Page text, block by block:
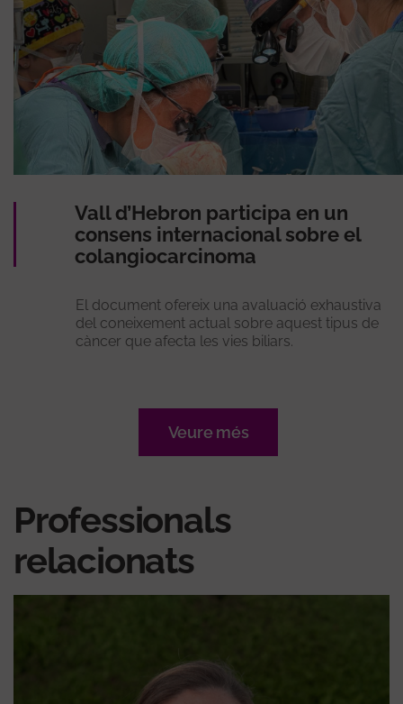
Vall d’Hebron participa en un
consens internacional sobre el
colangiocarcinoma
El document ofereix una avaluació exhaustiva
del coneixement actual sobre aquest tipus de
càncer que afecta les vies biliars.
Veure més
Professionals
relacionats